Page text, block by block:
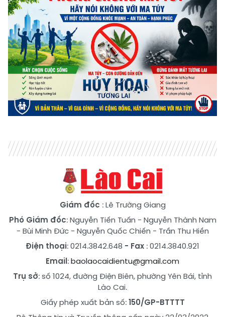
Giám đốc : Lê Trường Giang
Phó Giám đốc:Nguyễn Tiến Tuấn - Nguyễn Thành Nam
- Bùi Minh Đức- Nguyễn Quốc Chiến - Trần Thu Hiền
Điện thoại: 0214.3842.648 - Fax : 0214.3840.921
Email:baolaocaidientu@gmail.com
Trụ sở: số 1024, đường Điện Biên, phường Yên Bái, tỉnh
Lào Cai.
Giấy phép xuất bản số:150/GP-BTTTT